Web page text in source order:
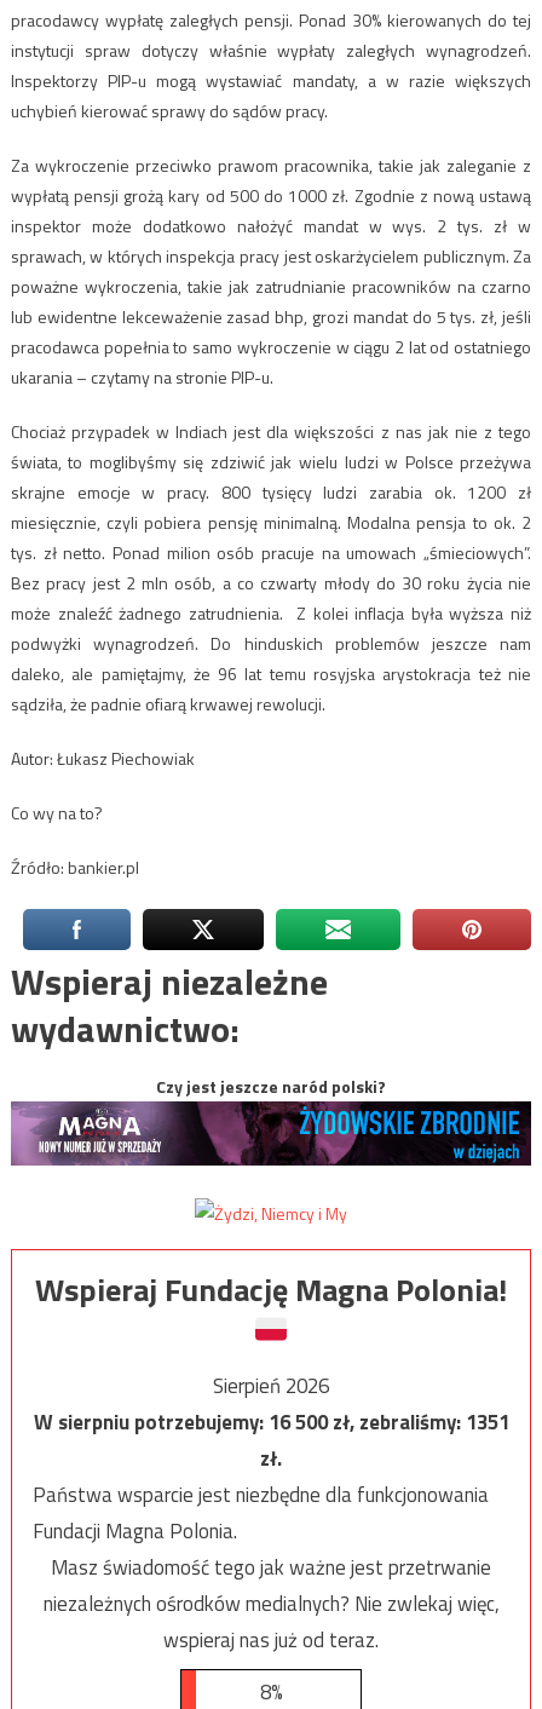
pracodawcy wypłatę zaległych pensji. Ponad 30% kierowanych do tej
instytucji spraw dotyczy właśnie wypłaty zaległych wynagrodzeń.
Inspektorzy PIP-u mogą wystawiać mandaty, a w razie większych
uchybień kierować sprawy do sądów pracy.
Za wykroczenie przeciwko prawom pracownika, takie jak zaleganie z
wypłatą pensji grożą kary od 500 do 1000 zł. Zgodnie z nową ustawą
inspektor może dodatkowo nałożyć mandat w wys. 2 tys. zł w
sprawach, w których inspekcja pracy jest oskarżycielem publicznym. Za
poważne wykroczenia, takie jak zatrudnianie pracowników na czarno
lub ewidentne lekceważenie zasad bhp, grozi mandat do 5 tys. zł, jeśli
pracodawca popełnia to samo wykroczenie w ciągu 2 lat od ostatniego
ukarania – czytamy na stronie PIP-u.
Chociaż przypadek w Indiach jest dla większości z nas jak nie z tego
świata, to moglibyśmy się zdziwić jak wielu ludzi w Polsce przeżywa
skrajne emocje w pracy. 800 tysięcy ludzi zarabia ok. 1200 zł
miesięcznie, czyli pobiera pensję minimalną. Modalna pensja to ok. 2
tys. zł netto. Ponad milion osób pracuje na umowach „śmieciowych”.
Bez pracy jest 2 mln osób, a co czwarty młody do 30 roku życia nie
może znaleźć żadnego zatrudnienia. Z kolei inflacja była wyższa niż
podwyżki wynagrodzeń. Do hinduskich problemów jeszcze nam
daleko, ale pamiętajmy, że 96 lat temu rosyjska arystokracja też nie
sądziła, że padnie ofiarą krwawej rewolucji.
Autor: Łukasz Piechowiak
Co wy na to?
Źródło: bankier.pl
Wspieraj niezależne
wydawnictwo:
Czy jest jeszcze naród polski?
Wspieraj Fundację Magna Polonia!
Sierpień 2026
W sierpniu potrzebujemy:16 500zł, zebraliśmy:1351
zł.
Państwa wsparcie jest niezbędne dla funkcjonowania
Fundacji Magna Polonia.
Masz świadomość tego jak ważne jest przetrwanie
niezależnych ośrodków medialnych? Nie zwlekaj więc,
wspieraj nas już od teraz.
8%